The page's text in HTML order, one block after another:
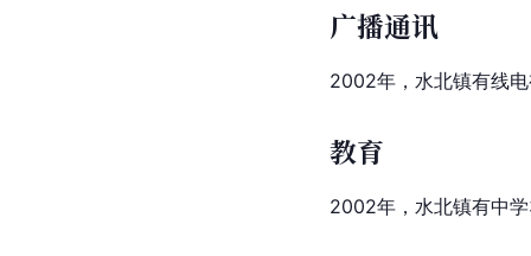
广播通讯
2002年，水北镇有线
教育
2002年，水北镇有中